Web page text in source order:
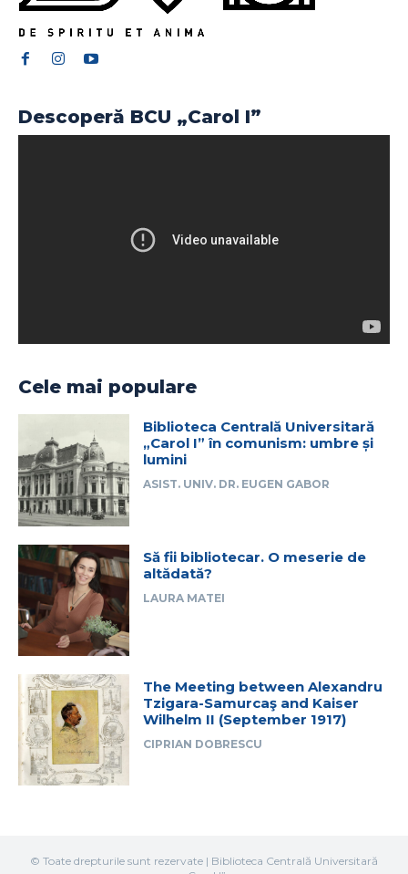
Descoperă BCU „Carol I”
Cele mai populare
Biblioteca Centrală Universitară
„Carol I” în comunism: umbre și
lumini
ASIST. UNIV. DR. EUGEN GABOR
Să fii bibliotecar. O meserie de
altădată?
LAURA MATEI
The Meeting between Alexandru
Tzigara-Samurcaş and Kaiser
Wilhelm II (September 1917)
CIPRIAN DOBRESCU
© Toate drepturile sunt rezervate | Biblioteca Centrală Universitară